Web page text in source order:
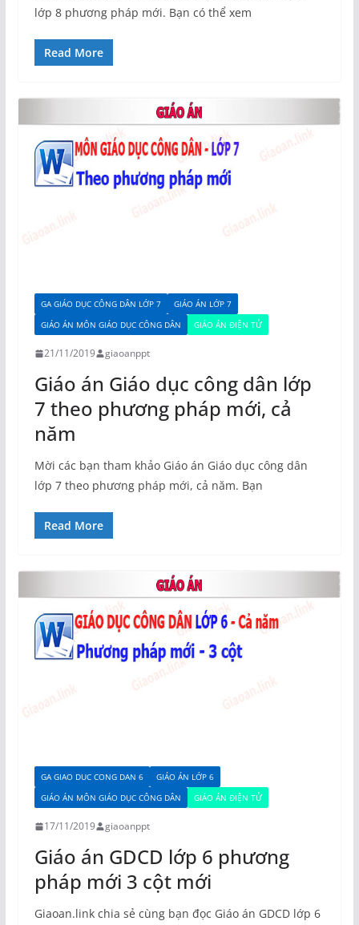
lớp 8 phương pháp mới. Bạn có thể xem
Read More
GA GIÁO DỤC CÔNG DÂN LỚP 7
GIÁO ÁN LỚP 7
GIÁO ÁN MÔN GIÁO DỤC CÔNG DÂN
GIÁO ÁN ĐIỆN TỬ
21/11/2019 giaoanppt
Giáo án Giáo dục công dân lớp
7 theo phương pháp mới, cả
năm
Mời các bạn tham khảo Giáo án Giáo dục công dân
lớp 7 theo phương pháp mới, cả năm. Bạn
Read More
GA GIAO DUC CONG DAN 6
GIÁO ÁN LỚP 6
GIÁO ÁN MÔN GIÁO DỤC CÔNG DÂN
GIÁO ÁN ĐIỆN TỬ
17/11/2019 giaoanppt
Giáo án GDCD lớp 6 phương
pháp mới 3 cột mới
Giaoan.link chia sẻ cùng bạn đọc Giáo án GDCD lớp 6